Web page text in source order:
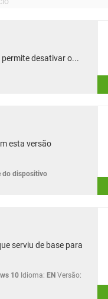
desativar o...
esta versão
do dispositivo
serviu de base para
10 Idioma: EN Versão: